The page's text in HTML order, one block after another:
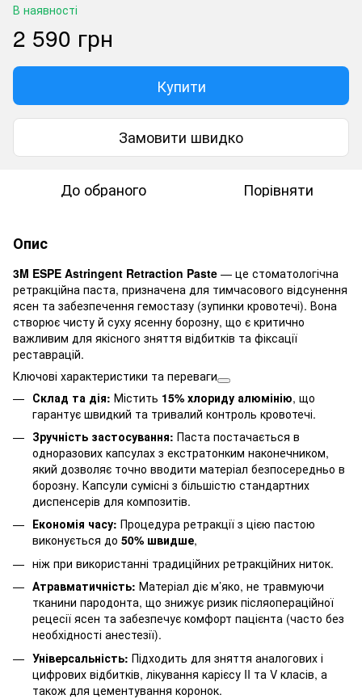
В наявності
2 590 грн
Купити
Замовити швидко
До обраного Порівняти
Опис
3M ESPE Astringent Retraction Paste — це стоматологічна
ретракційна паста, призначена для тимчасового відсунення
ясен та забезпечення гемостазу (зупинки кровотечі). Вона
створює чисту й суху ясенну борозну, що є критично
важливим для якісного зняття відбитків та фіксації
реставрацій.
Ключові характеристики та переваги
Склад та дія: Містить 15% хлориду алюмінію, що
гарантує швидкий та тривалий контроль кровотечі.
Зручність застосування: Паста постачається в
одноразових капсулах з екстратонким наконечником,
який дозволяє точно вводити матеріал безпосередньо в
борозну. Капсули сумісні з більшістю стандартних
диспенсерів для композитів.
Економія часу: Процедура ретракції з цією пастою
виконується до 50% швидше,
ніж при використанні традиційних ретракційних ниток.
Атравматичність: Матеріал діє м’яко, не травмуючи
тканини пародонта, що знижує ризик післяопераційної
рецесії ясен та забезпечує комфорт пацієнта (часто без
необхідності анестезії).
Універсальність: Підходить для зняття аналогових і
цифрових відбитків, лікування карієсу II та V класів, а
також для цементування коронок.